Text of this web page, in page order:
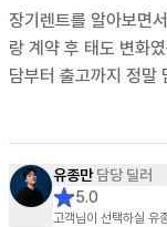
장기렌트를 알아보면
랑 계약 후 태도 변화
담부터 출고까지 정말
추가로 숨겨진 비용도
한 점이 있을 때마다
는 동안 답답함이 전
유종만 담당 딜러
5.0
고객님이 선택하실 유